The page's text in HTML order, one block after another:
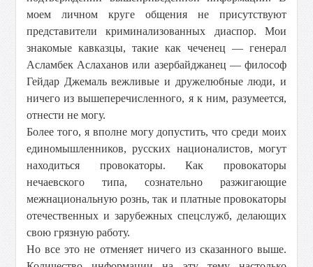
моем личном круге общения не присутствуют
представители криминализованных диаспор. Мои
знакомые кавказцы, такие как чеченец — генерал
Асламбек Аслаханов или азербайджанец — философ
Гейдар Джемаль вежливые и дружелюбные люди, и
ничего из вышеперечисленного, я к ним, разумеется,
отнести не могу.
Более того, я вполне могу допустить, что среди моих
единомышленников, русских националистов, могут
находиться провокаторы. Как провокаторы
нечаевского типа, сознательно разжигающие
межнациональную рознь, так и платные провокаторы
отечественных и зарубежных спецслужб, делающих
свою грязную работу.
Но все это не отменяет ничего из сказанного выше.